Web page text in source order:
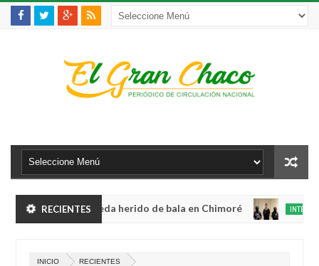
RECIENTES
robo y queda herido de bala en Chimoré INTERNACIONAL
INICIO RECIENTES